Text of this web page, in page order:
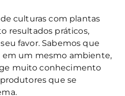
culturas com plantas
resultados práticos,
favor. Sabemos que
em um mesmo ambiente,
muito conhecimento
que se